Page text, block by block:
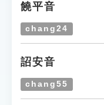
饒平音
chang24
詔安音
chang55